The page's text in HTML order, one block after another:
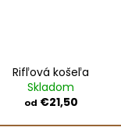
Rifľová košeľa
Skladom
od €21,50